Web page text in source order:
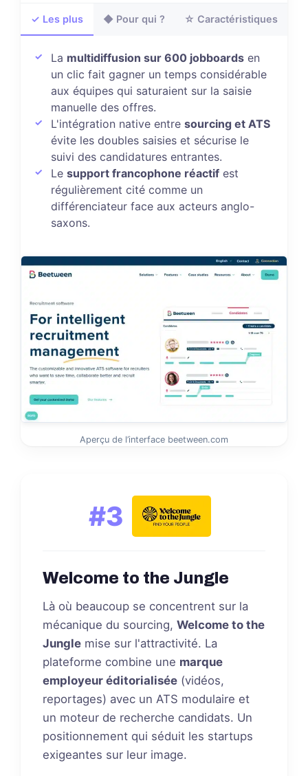
✓ Les plus ◆ Pour qui ? ☆ Caractéristiques
La multidiffusion sur 600 jobboards en
un clic fait gagner un temps considérable
aux équipes qui saturaient sur la saisie
manuelle des offres.
L'intégration native entre sourcing et ATS
évite les doubles saisies et sécurise le
suivi des candidatures entrantes.
Le support francophone réactif est
régulièrement cité comme un
différenciateur face aux acteurs anglo-
saxons.
Aperçu de l’interface beetween.com
#3
Welcome to the Jungle
Là où beaucoup se concentrent sur la
mécanique du sourcing, Welcome to the
Jungle mise sur l'attractivité. La
plateforme combine une marque
employeur éditorialisée (vidéos,
reportages) avec un ATS modulaire et
un moteur de recherche candidats. Un
positionnement qui séduit les startups
exigeantes sur leur image.